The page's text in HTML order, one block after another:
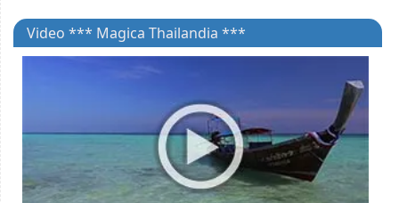
Video *** Magica Thailandia ***